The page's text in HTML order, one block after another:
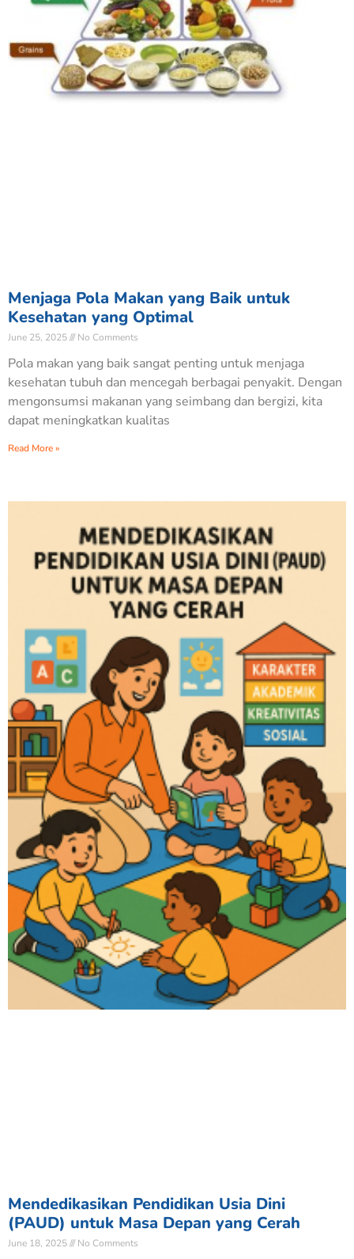
Menjaga Pola Makan yang Baik untuk
Kesehatan yang Optimal
June 25, 2025 No Comments
Pola makan yang baik sangat penting untuk menjaga
kesehatan tubuh dan mencegah berbagai penyakit. Dengan
mengonsumsi makanan yang seimbang dan bergizi, kita
dapat meningkatkan kualitas
Read More »
Mendedikasikan Pendidikan Usia Dini
(PAUD) untuk Masa Depan yang Cerah
June 18, 2025 No Comments